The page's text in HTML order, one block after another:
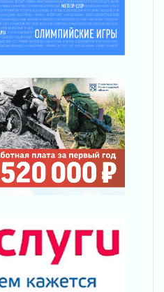
нашли в Кировском
как
клеща
новых почетных
области
«Дороги жизни»
передовую подготовку
«Избушка-